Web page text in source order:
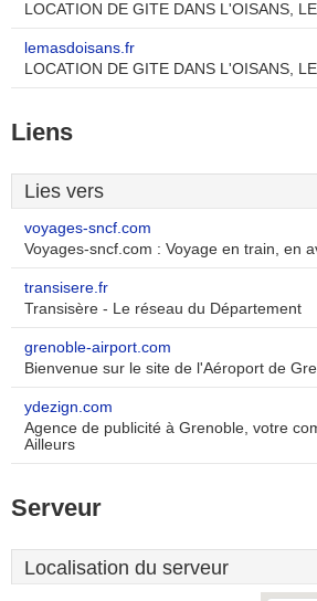
LOCATION DE GITE DANS L'OISANS,
lemasdoisans.fr
LOCATION DE GITE DANS L'OISANS,
Liens
Lies vers
voyages-sncf.com
Voyages-sncf.com : Voyage en train, en
transisere.fr
Transisère - Le réseau du Département
grenoble-airport.com
Bienvenue sur le site de l'Aéroport de
ydezign.com
Agence de publicité à Grenoble, votre
Ailleurs
Serveur
Localisation du serveur